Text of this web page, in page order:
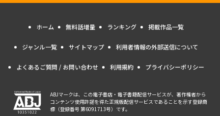
ホーム 無料話増量 ランキング 掲載作品一覧
ジャンル一覧 サイトマップ 利用者情報の外部送信について
よくあるご質問 / お問い合わせ 利用規約 プライバシーポリシー
ABJマークは、この電子書店・電子書籍配信サービスが、著作権者から
コンテンツ使用許諾を得た正規版配信サービスであることを示す登録商
標（登録番号 第6091713号）です。